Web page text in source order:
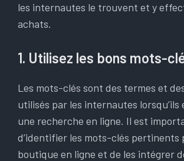
les internautes le trouvent et y
achats.
1. Utilisez les bons mots-
Les mots-clés sont des termes et
utilisés par les internautes
une recherche en ligne. Il est
d’identifier les mots-clés pertinents
boutique en ligne et de les intégrer